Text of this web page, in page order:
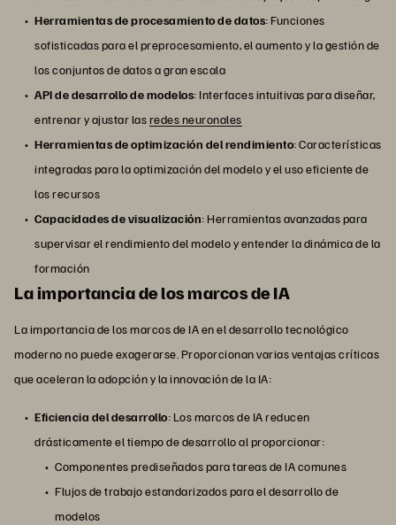
Herramientas de procesamiento de datos: Funciones
sofisticadas para el preprocesamiento, el aumento y la gestión de
los conjuntos de datos a gran escala
API de desarrollo de modelos: Interfaces intuitivas para diseñar,
entrenar y ajustar lasredes neuronales
Herramientas de optimización del rendimiento: Características
integradas para la optimización del modelo y el uso eficiente de
los recursos
Capacidades de visualización: Herramientas avanzadas para
supervisar el rendimiento del modelo y entender la dinámica de la
formación
La importancia de los marcos de IA
La importancia de los marcos de IA en el desarrollo tecnológico
moderno no puede exagerarse. Proporcionan varias ventajas críticas
que aceleran la adopción y la innovación de la IA:
Eficiencia del desarrollo: Los marcos de IA reducen
drásticamente el tiempo de desarrollo al proporcionar:
Componentes prediseñados para tareas de IA comunes
Flujos de trabajo estandarizados para el desarrollo de
modelos